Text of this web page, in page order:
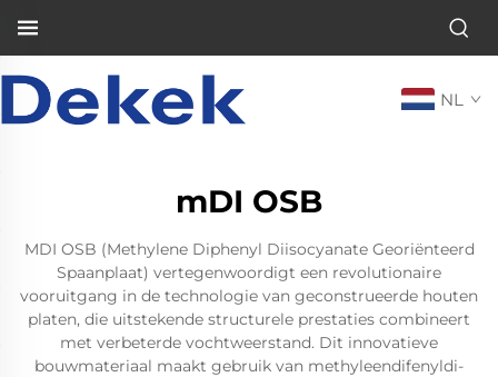
NL
mDI OSB
MDI OSB (Methylene Diphenyl Diisocyanate Georiënteerd
Spaanplaat) vertegenwoordigt een revolutionaire
vooruitgang in de technologie van geconstrueerde houten
platen, die uitstekende structurele prestaties combineert
met verbeterde vochtweerstand. Dit innovatieve
bouwmateriaal maakt gebruik van methyleendifenyldi-